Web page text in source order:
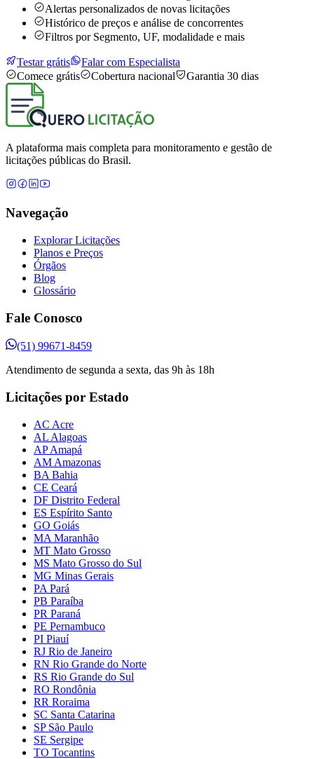
Alertas personalizados de novas licitações
Histórico de preços e análise de concorrentes
Filtros por Segmento, UF, modalidade e mais
Testar grátis
Falar com Especialista
Comece grátis
Cobertura nacional Garantia 30 dias
A plataforma mais completa para monitoramento e gestão de
licitações públicas do Brasil.
Navegação
Explorar Licitações
Planos e Preços
Órgãos
Blog
Glossário
Fale Conosco
(51) 99671-8459
Atendimento de segunda a sexta, das 9h às 18h
Licitações por Estado
AC Acre
AL Alagoas
AP Amapá
AM Amazonas
BA Bahia
CE Ceará
DF Distrito Federal
ES Espírito Santo
GO Goiás
MA Maranhão
MT Mato Grosso
MS Mato Grosso do Sul
MG Minas Gerais
PA Pará
PB Paraíba
PR Paraná
PE Pernambuco
PI Piauí
RJ Rio de Janeiro
RN Rio Grande do Norte
RS Rio Grande do Sul
RO Rondônia
RR Roraima
SC Santa Catarina
SP São Paulo
SE Sergipe
TO Tocantins